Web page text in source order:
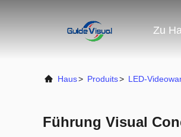
Zu
Haus> Produits> LED-
Führung Visual